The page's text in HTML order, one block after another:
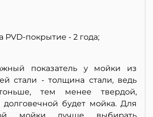
PVD-покрытие - 2 года;
показатель у мойки из
стали - толщина стали, ведь
тем менее твердой,
будет мойка. Для